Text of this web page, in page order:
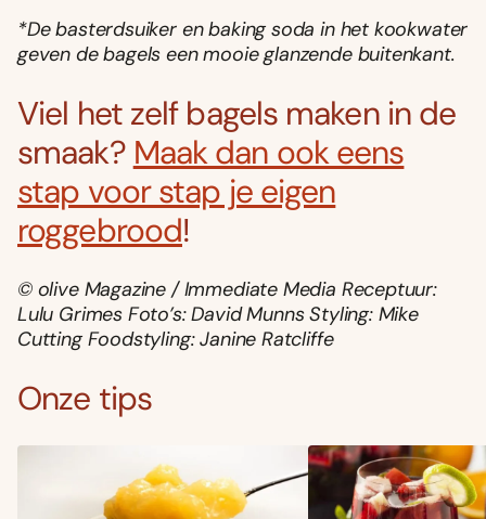
*De basterdsuiker en baking soda in het kookwater
geven de bagels een mooie glanzende buitenkant.
Viel het zelf bagels maken in de
smaak? Maak dan ook eens
stap voor stap je eigen
roggebrood!
© olive Magazine / Immediate Media Receptuur:
Lulu Grimes Foto’s: David Munns Styling: Mike
Cutting Foodstyling: Janine Ratcliffe
Onze tips